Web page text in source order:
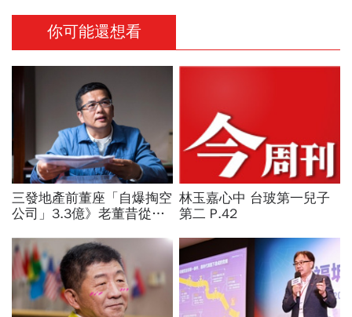
你可能還想看
三發地產前董座「自爆掏空
公司」3.3億》老董昔從精
帳 這家獲利創6年新高的
公司怎麼了？
林玉嘉心中 台玻第一兒子
第二 P.42